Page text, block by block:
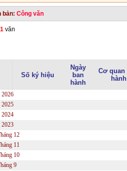
bản: Công văn
văn
Số ký hiệu
Ngày
ban
hành
Cơ quan
hành
2026
2025
2024
2023
12
11
10
9